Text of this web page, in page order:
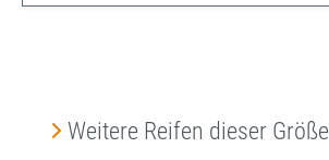
Produktgalerie überspringen
Weitere Reifen dieser Größe